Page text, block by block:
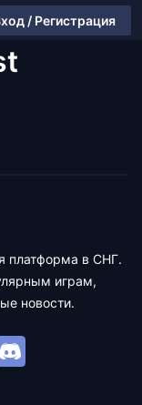
/ Регистрация
платформа в СНГ.
играм,
новости.